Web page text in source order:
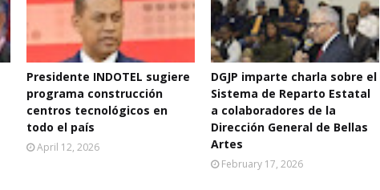
Presidente INDOTEL sugiere
programa construcción
centros tecnológicos en
todo el país
April 12, 2026
DGJP imparte charla sobre el
Sistema de Reparto Estatal
a colaboradores de la
Dirección General de Bellas
Artes
February 17, 2026